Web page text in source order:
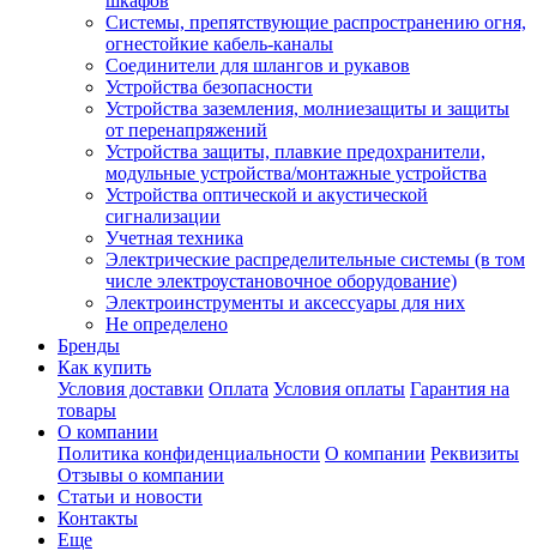
Системы, препятствующие распространению огня,
огнестойкие кабель-каналы
Соединители для шлангов и рукавов
Устройства безопасности
Устройства заземления, молниезащиты и защиты
от перенапряжений
Устройства защиты, плавкие предохранители,
модульные устройства/монтажные устройства
Устройства оптической и акустической
сигнализации
Учетная техника
Электрические распределительные системы (в том
числе электроустановочное оборудование)
Электроинструменты и аксессуары для них
Не определено
Бренды
Как купить
Условия доставки Оплата Условия оплаты Гарантия на
товары
О компании
Политика конфиденциальности О компании Реквизиты
Отзывы о компании
Статьи и новости
Контакты
Еще